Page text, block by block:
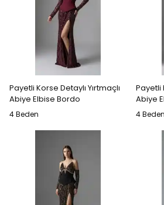
Payetli Korse Detaylı Yırtmaçlı
Abiye Elbise Bordo
4 Beden
Payetli
Abiye
4 Beden